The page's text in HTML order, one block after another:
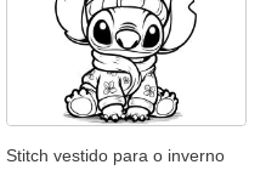
Stitch vestido para o inverno